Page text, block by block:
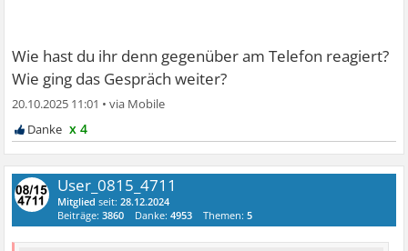
Wie hast du ihr denn gegenüber am Telefon reagiert?
Wie ging das Gespräch weiter?
20.10.2025 11:01 •
x 4
User_0815_4711
Mitglied seit:28.12.2024
Beiträge:3860 Danke:4953 Themen:5